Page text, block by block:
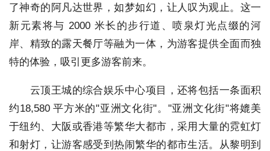
了神奇的阿凡达世界，如梦如幻，让人叹为观止。这一
新元素将与 2000 米长的步行道、喷泉灯光点缀的河
岸、精致的露天餐厅等融为一体，为游客提供全面而独
特的体验，吸引更多游客前来。
云顶王城的综合娱乐中心项目，还将包括一条面积
约18,580 平方米的"亚洲文化街"。"亚洲文化街"将媲美
于纽约、大阪或香港等繁华大都市，采用大量的霓虹灯
和射灯，让游客感受到热闹繁华的都市生活。从黎明到